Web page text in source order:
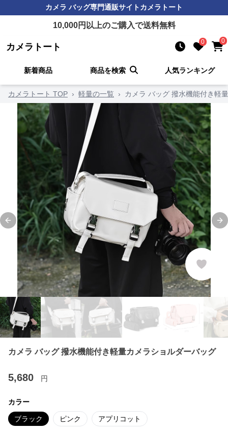
カメラ バッグ専門通販サイトカメラトート
10,000円以上のご購入で送料無料
カメラトート 0 0
新着商品 商品を検索 人気ランキング
カメラトート TOP › 軽量の一覧 › カメラ バッグ 撥水機能付き軽
Previous slide
カメラ バッグ 撥水機能付き軽量カメラショルダーバッグ
5,680 円
カラー
ブラック ピンク アプリコット